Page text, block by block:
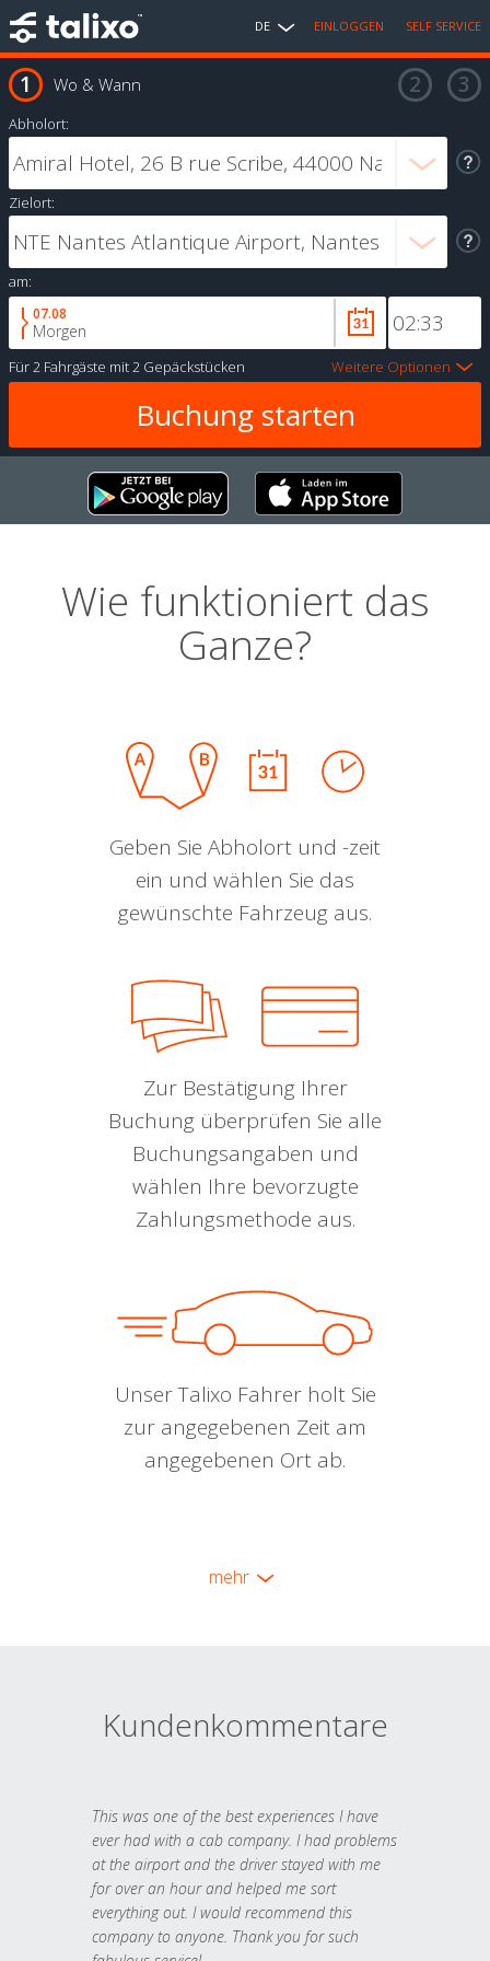
DE EINLOGGEN SELF SERVICE
Wo & Wann
Abholort:
Zielort:
am:
07.08
Morgen
Für2 Fahrgäste mit2 Gepäckstücken Weitere Optionen
Wie funktioniert das
Ganze?
Geben Sie Abholort und -zeit
ein und wählen Sie das
gewünschte Fahrzeug aus.
Zur Bestätigung Ihrer
Buchung überprüfen Sie alle
Buchungsangaben und
wählen Ihre bevorzugte
Zahlungsmethode aus.
Unser Talixo Fahrer holt Sie
zur angegebenen Zeit am
angegebenen Ort ab.
mehr
Kundenkommentare
This was one of the best experiences I have
ever had with a cab company. I had problems
at the airport and the driver stayed with me
for over an hour and helped me sort
everything out. I would recommend this
company to anyone. Thank you for such